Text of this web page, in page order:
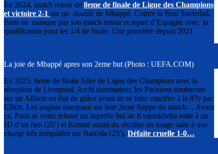
En 2024, match retour de 8eme de finale de Ligue des Champions
et victoire 2-1 sur un doublé de Mbappé. Contre la Real Sociedad,
Paris ne manque pas son match retour et repart d’Espagne avec la
qualification pour les 1/4 de finale. Une première depuis 2021.
La joie de Mbappé apres son 2eme but (Photo : UEFA.COM)
En 2025, 8eme de finale Aller de Ligue des Champions avec la
réception de Liverpool. Archi dominateur, les Parisiens tomberont
sur un Allison en état de grâce avant de se faire crucifier à la 87e par
Elliott. Les anglais marquant sur leur 2eme frappe du match… Avant
ça, Paris se verra refuser un superbe but de Kvaraskhelia suite à un
HJ d’un rien (20′) et Konaté aurait du récolter un rouge suite à une
charge très irrégulière sur Barcola (25′). Défaite cruelle 1-0…